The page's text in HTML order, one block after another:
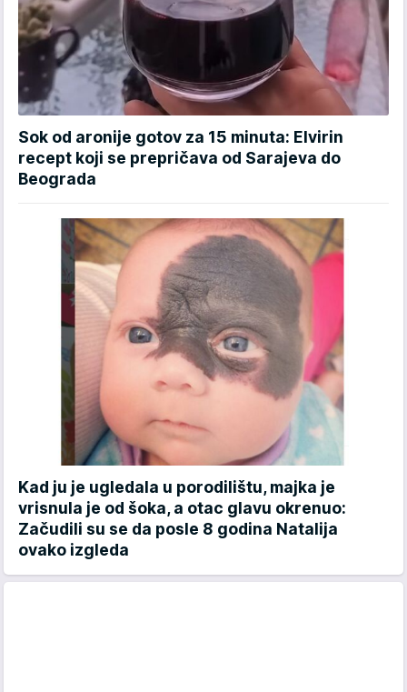
Sok od aronije gotov za 15 minuta: Elvirin
recept koji se prepričava od Sarajeva do
Beograda
Kad ju je ugledala u porodilištu, majka je
vrisnula je od šoka, a otac glavu okrenuo:
Začudili su se da posle 8 godina Natalija
ovako izgleda